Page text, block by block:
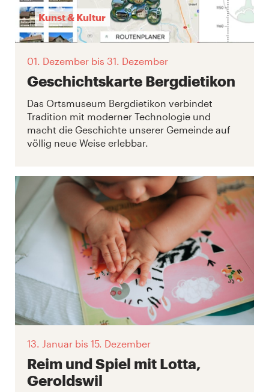
Kunst & Kultur
01. Dezember bis 31. Dezember
Geschichtskarte Bergdietikon
Das Ortsmuseum Bergdietikon verbindet
Tradition mit moderner Technologie und
macht die Geschichte unserer Gemeinde auf
völlig neue Weise erlebbar.
13. Januar bis 15. Dezember
Reim und Spiel mit Lotta,
Geroldswil